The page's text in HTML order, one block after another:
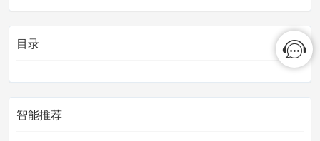
sql-client
目录
智能推荐